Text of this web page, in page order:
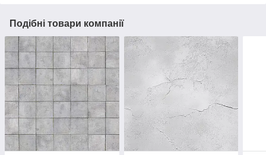
Подібні товари компанії